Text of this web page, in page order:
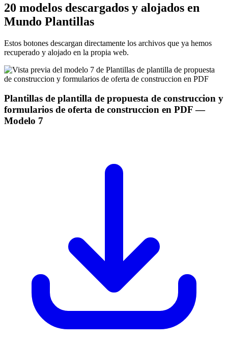
20 modelos descargados y alojados en
Mundo Plantillas
Estos botones descargan directamente los archivos que ya hemos
recuperado y alojado en la propia web.
Plantillas de plantilla de propuesta de construccion y
formularios de oferta de construccion en PDF—
Modelo 7